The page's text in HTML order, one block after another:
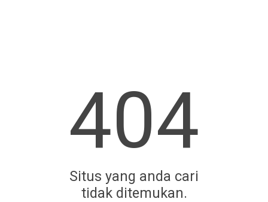
404
Situs yang anda cari
tidak ditemukan.